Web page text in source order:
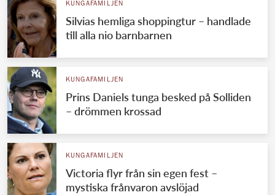
KUNGAFAMILJEN
Silvias hemliga shoppingtur – handlade
till alla nio barnbarnen
KUNGAFAMILJEN
Prins Daniels tunga besked på Solliden
– drömmen krossad
KUNGAFAMILJEN
Victoria flyr från sin egen fest –
mystiska frånvaron avslöjad